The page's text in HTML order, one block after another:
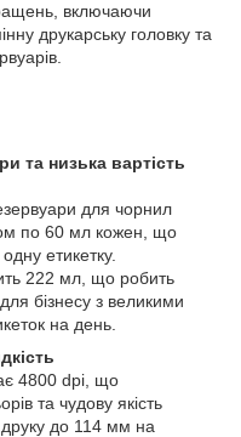
включаючи
друкарську головку та
та низька вартість
для чорнил
по 60 мл кожен, що
етикетку.
222 мл, що робить
бізнесу з великими
на день.
4800 dpi, що
та чудову якість
до 114 мм на